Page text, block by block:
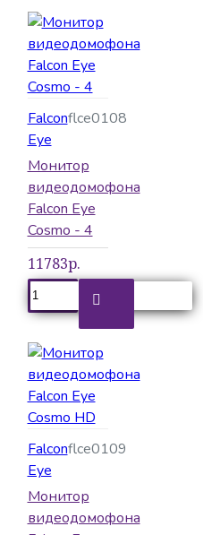
Falcon
Eye
flce0108
Монитор
видеодомофона
Falcon Eye
Cosmo - 4
11783р.
Falcon
Eye
flce0109
Монитор
видеодомофона